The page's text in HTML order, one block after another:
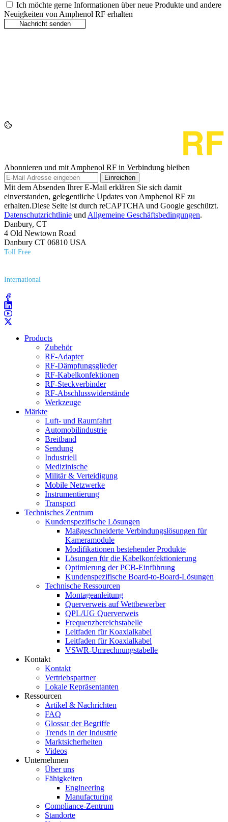
Ich möchte gerne Informationen über neue Produkte und andere
Neuigkeiten von Amphenol RF erhalten
Abonnieren und mit Amphenol RF in Verbindung bleiben
Einreichen
Mit dem Absenden Ihrer E-Mail erklären Sie sich damit
einverstanden, gelegentliche Updates von Amphenol RF zu
erhalten.Diese Seite ist durch reCAPTCHA und Google geschützt.
Datenschutzrichtlinie und Allgemeine Geschäftsbedingungen.
Danbury, CT
4 Old Newtown Road
Danbury CT 06810 USA
Toll Free
International
Products
Zubehör
RF-Adapter
RF-Dämpfungsglieder
RF-Kabelkonfektionen
RF-Steckverbinder
RF-Abschlusswiderstände
Werkzeuge
Märkte
Luft- und Raumfahrt
Automobilindustrie
Breitband
Sendung
Industriell
Medizinische
Militär & Verteidigung
Mobile Netzwerke
Instrumentierung
Transport
Technisches Zentrum
Kundenspezifische Lösungen
Maßgeschneiderte Verbindungslösungen für
Kameramodule
Modifikationen bestehender Produkte
Lösungen für die Kabelkonfektionierung
Optimierung der PCB-Einführung
Kundenspezifische Board-to-Board-Lösungen
Technische Ressourcen
Montageanleitung
Querverweis auf Wettbewerber
QPL/UG Querverweis
Frequenzbereichstabelle
Leitfaden für Koaxialkabel
Leitfaden für Koaxialkabel
VSWR-Umrechnungstabelle
Kontakt
Kontakt
Vertriebspartner
Lokale Repräsentanten
Ressourcen
Artikel & Nachrichten
FAQ
Glossar der Begriffe
Trends in der Industrie
Marktsicherheiten
Videos
Unternehmen
Über uns
Fähigkeiten
Engineering
Manufacturing
Compliance-Zentrum
Standorte